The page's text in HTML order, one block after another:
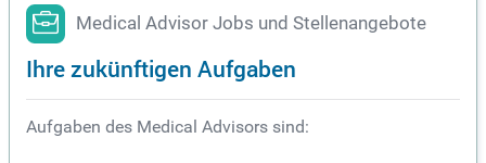
Medical Advisor Jobs und Stellenangebote
Ihre zukünftigen Aufgaben
Aufgaben des Medical Advisors sind: